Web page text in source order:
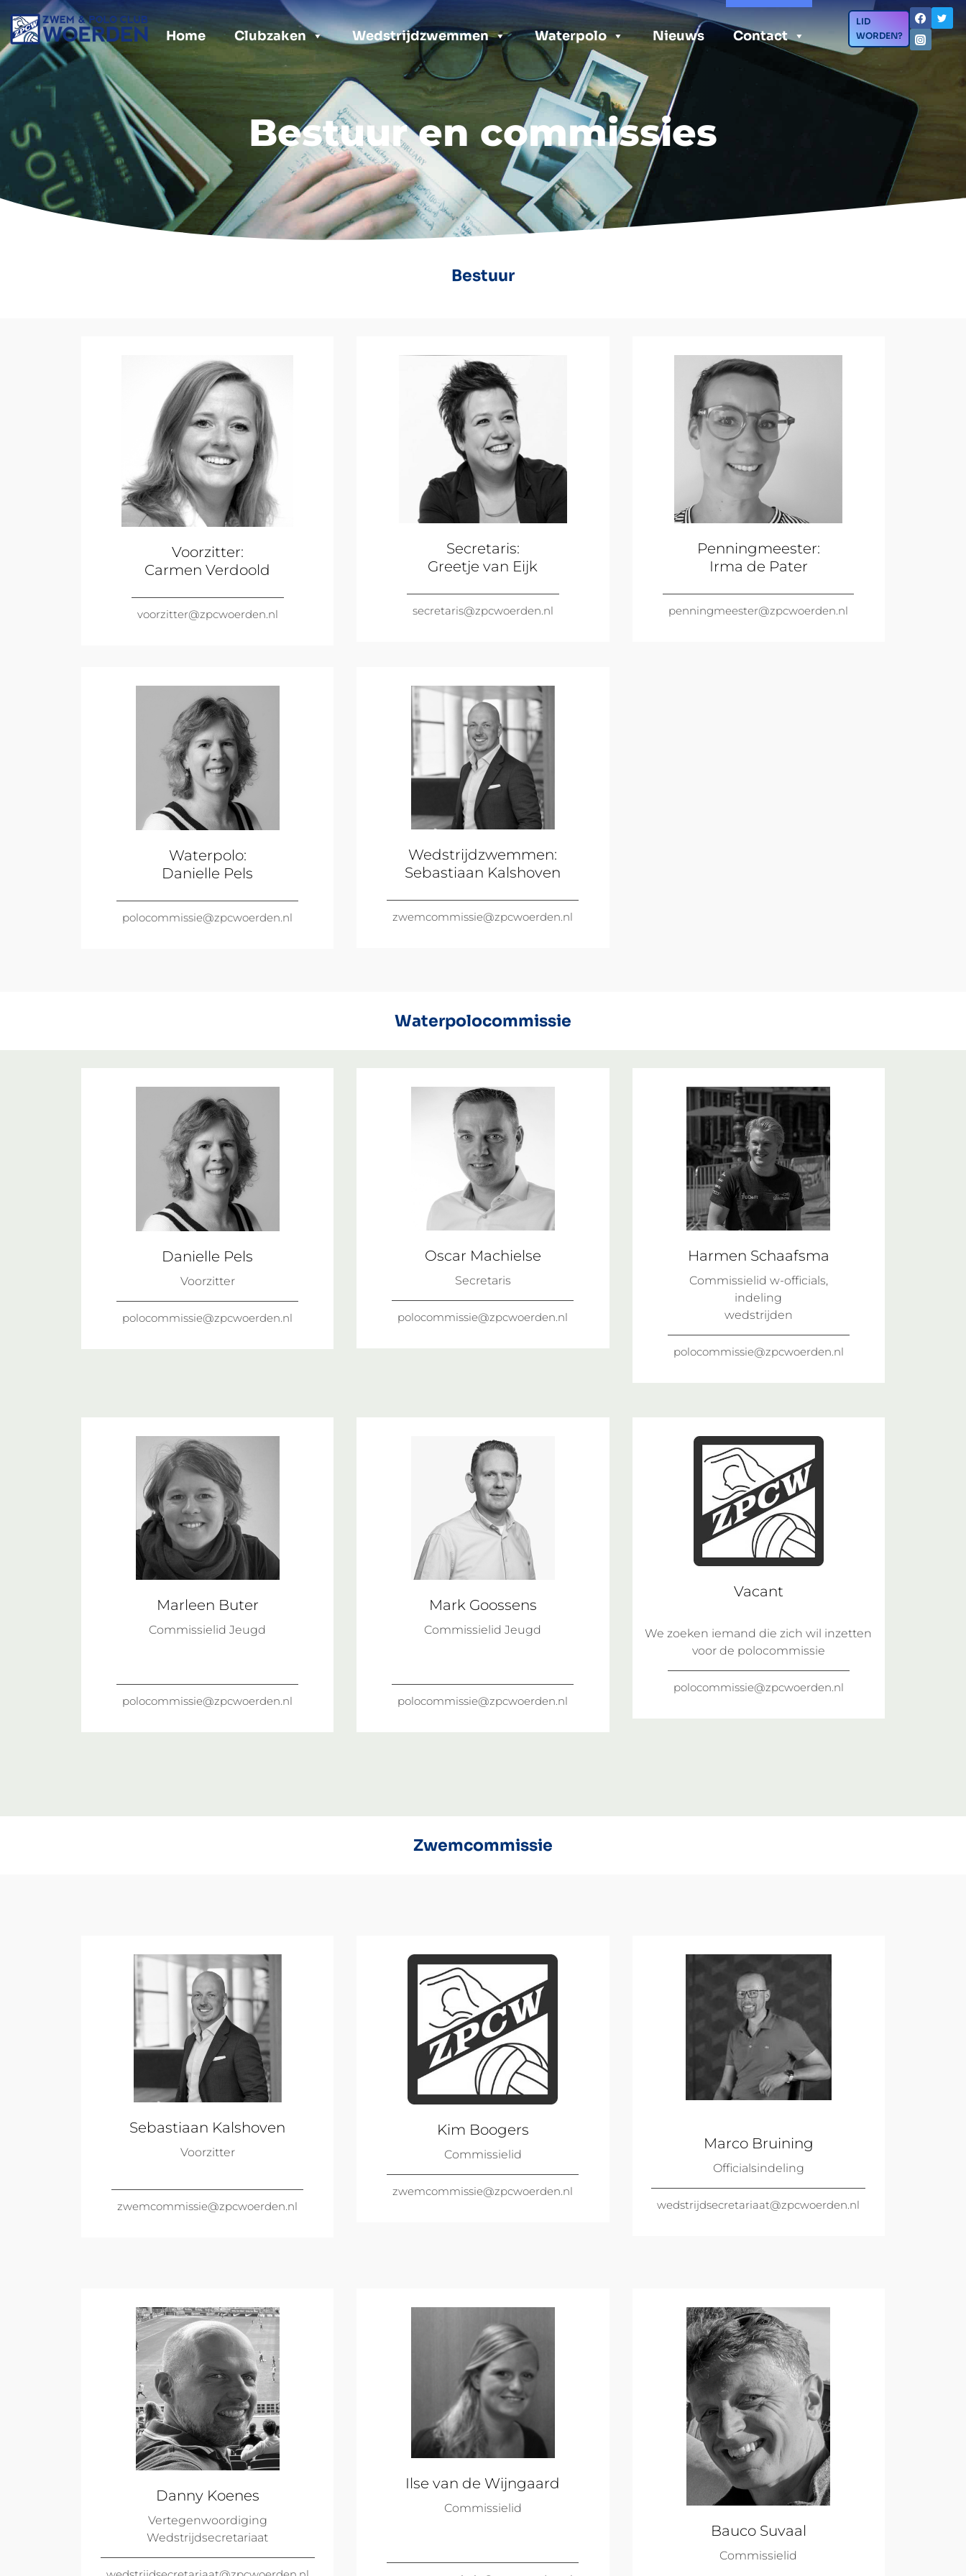
Doorgaan
naar
inhoud
Home Clubzaken Wedstrijdzwemmen Waterpolo Nieuws Contact
LID
WORDEN?
Bestuur en commissies
Bestuur
Voorzitter:
Carmen Verdoold
voorzitter@zpcwoerden.nl
Secretaris:
Greetje van Eijk
secretaris@zpcwoerden.nl
Penningmeester:
Irma de Pater
penningmeester@zpcwoerden.nl
Waterpolo:
Danielle Pels
polocommissie@zpcwoerden.nl
Wedstrijdzwemmen:
Sebastiaan Kalshoven
zwemcommissie@zpcwoerden.nl
Waterpolocommissie
Danielle Pels
Voorzitter
polocommissie@zpcwoerden.nl
Oscar Machielse
Secretaris
polocommissie@zpcwoerden.nl
Harmen Schaafsma
Commissielid w-officials,
indeling
wedstrijden
polocommissie@zpcwoerden.nl
Marleen Buter
Commissielid Jeugd
polocommissie@zpcwoerden.nl
Mark Goossens
Commissielid Jeugd
polocommissie@zpcwoerden.nl
Vacant
We zoeken iemand die zich wil inzetten
voor de polocommissie
polocommissie@zpcwoerden.nl
Zwemcommissie
Sebastiaan Kalshoven
Voorzitter
zwemcommissie@zpcwoerden.nl
Kim Boogers
Commissielid
zwemcommissie@zpcwoerden.nl
Marco Bruining
Officialsindeling
wedstrijdsecretariaat@zpcwoerden.nl
Danny Koenes
Vertegenwoordiging
Wedstrijdsecretariaat
Ilse van de Wijngaard
Commissielid
Bauco Suvaal
Commissielid